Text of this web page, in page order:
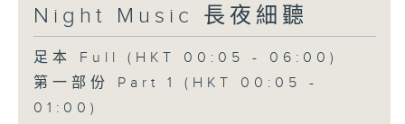
Night Music 長夜細聽
足本 Full (HKT 00:05 - 06:00)
第一部份 Part 1 (HKT 00:05 -
01:00)